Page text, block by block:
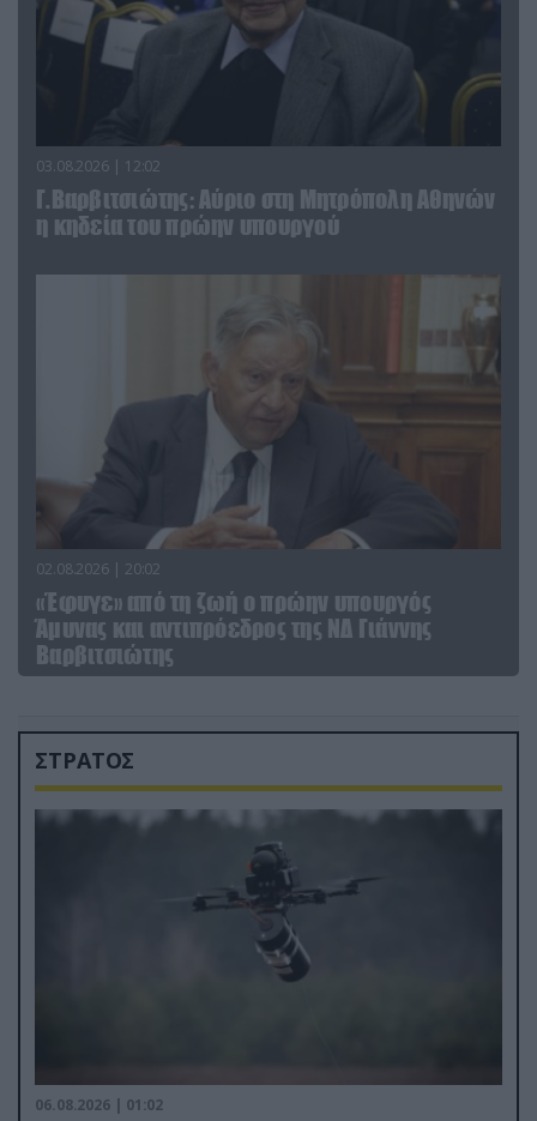
03.08.2026 | 12:02
Γ.Βαρβιτσιώτης: Aύριο στη Μητρόπολη Αθηνών
η κηδεία του πρώην υπουργού
02.08.2026 | 20:02
«Έφυγε» από τη ζωή ο πρώην υπουργός
Άμυνας και αντιπρόεδρος της ΝΔ Γιάννης
Βαρβιτσιώτης
ΣΤΡΑΤΟΣ
06.08.2026 | 01:02